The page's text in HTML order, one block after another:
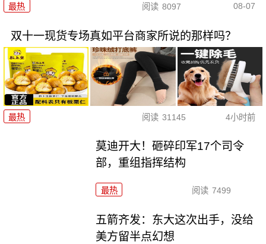
最热 阅读 8097 08-07
双十一现货专场真如平台商家所说的那样吗？
最热 阅读 31145 4小时前
莫迪开大！砸碎印军17个司令
部，重组指挥结构
最热 阅读 7499
五箭齐发：东大这次出手，没给
美方留半点幻想